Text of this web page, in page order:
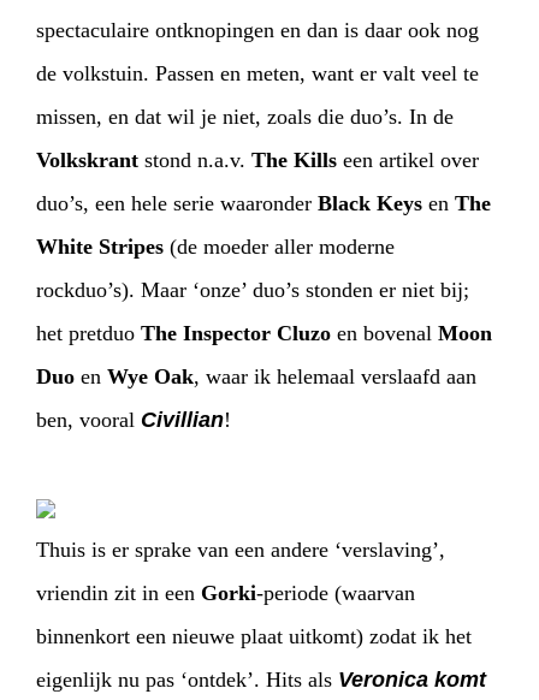
HOMEAGENDA ARTDIVISION
PHOTOSNEWS INFOWEBSHOP
spectaculaire ontknopingen en dan is daar ook nog
de volkstuin. Passen en meten, want er valt veel te
missen, en dat wil je niet, zoals die duo’s. In de
Volkskrant stond n.a.v. The Kills een artikel over
duo’s, een hele serie waaronder Black Keys en The
White Stripes (de moeder aller moderne
rockduo’s). Maar ‘onze’ duo’s stonden er niet bij;
het pretduo The Inspector Cluzo en bovenal Moon
Duo en Wye Oak, waar ik helemaal verslaafd aan
ben, vooral Civillian!
Thuis is er sprake van een andere ‘verslaving’,
vriendin zit in een Gorki-periode (waarvan
binnenkort een nieuwe plaat uitkomt) zodat ik het
eigenlijk nu pas ‘ontdek’. Hits als Veronica komt